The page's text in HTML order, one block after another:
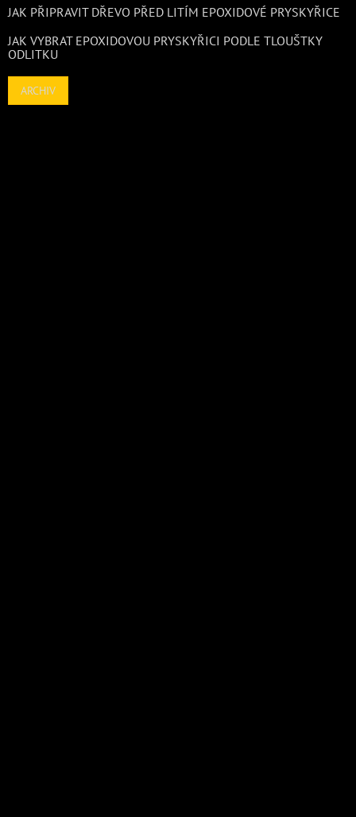
JAK PŘIPRAVIT DŘEVO PŘED LITÍM EPOXIDOVÉ PRYSKYŘICE
JAK VYBRAT EPOXIDOVOU PRYSKYŘICI PODLE TLOUŠTKY
ODLITKU
ARCHIV